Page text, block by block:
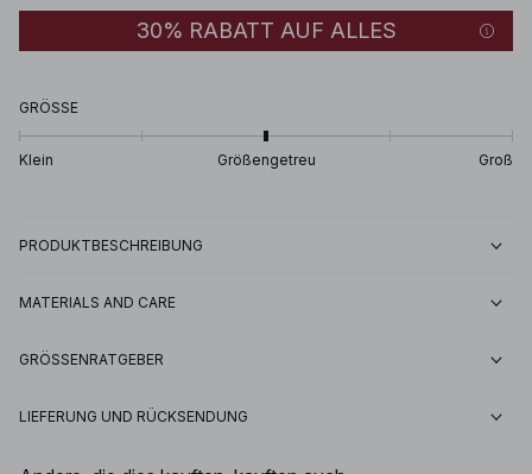
30% RABATT AUF ALLES
GRÖSSE
Klein Größengetreu Groß
PRODUKTBESCHREIBUNG
MATERIALS AND CARE
GRÖSSENRATGEBER
LIEFERUNG UND RÜCKSENDUNG